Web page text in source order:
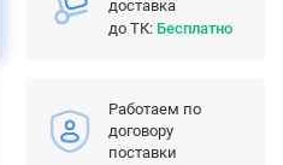
доставка
до ТК: Бесплатно
Работаем по
договору
поставки